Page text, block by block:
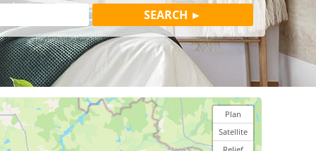
Plan
Satellite